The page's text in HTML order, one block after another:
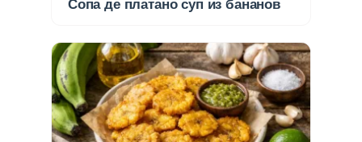
Сопа де платано суп из бананов